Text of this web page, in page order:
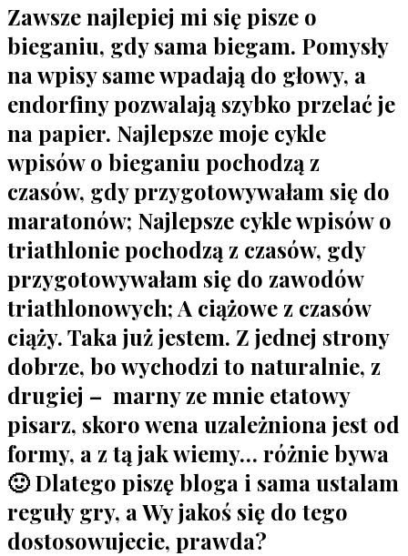
Zawsze najlepiej mi się pisze o
bieganiu, gdy sama biegam. Pomysły
na wpisy same wpadają do głowy, a
endorfiny pozwalają szybko przelać je
na papier. Najlepsze moje cykle
wpisów o bieganiu pochodzą z
czasów, gdy przygotowywałam się do
maratonów; Najlepsze cykle wpisów o
triathlonie pochodzą z czasów, gdy
przygotowywałam się do zawodów
triathlonowych; A ciążowe z czasów
ciąży. Taka już jestem. Z jednej strony
dobrze, bo wychodzi to naturalnie, z
drugiej – marny ze mnie etatowy
pisarz, skoro wena uzależniona jest od
formy, a z tą jak wiemy… różnie bywa
🙂 Dlatego piszę bloga i sama ustalam
reguły gry, a Wy jakoś się do tego
dostosowujecie, prawda?